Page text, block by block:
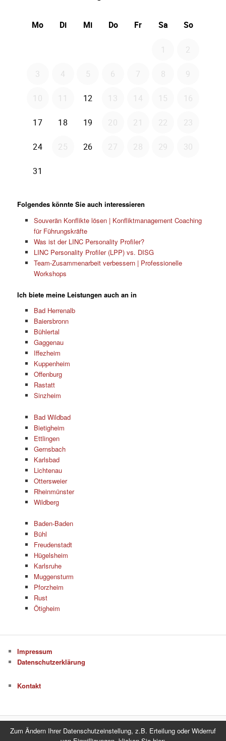
Folgendes könnte Sie auch interessieren
Souverän Konflikte lösen | Konfliktmanagement Coaching
für Führungskräfte
Was ist der LINC Personality Profiler?
LINC Personality Profiler (LPP) vs. DISG
Team-Zusammenarbeit verbessern | Professionelle
Workshops
Ich biete meine Leistungen auch an in
Bad Herrenalb
Baiersbronn
Bühlertal
Gaggenau
Iffezheim
Kuppenheim
Offenburg
Rastatt
Sinzheim
Bad Wildbad
Bietigheim
Ettlingen
Gernsbach
Karlsbad
Lichtenau
Ottersweier
Rheinmünster
Wildberg
Baden-Baden
Bühl
Freudenstadt
Hügelsheim
Karlsruhe
Muggensturm
Pforzheim
Rust
Ötigheim
Impressum
Datenschutzerklärung
Kontakt
Datenschutzerklärung Stolz präsentiert von WordPress
Zum Ändern Ihrer Datenschutzeinstellung, z.B. Erteilung oder Widerruf